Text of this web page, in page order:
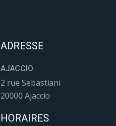
ADRESSE
AJACCIO :
2 rue Sebastiani
20000 Ajaccio
HORAIRES